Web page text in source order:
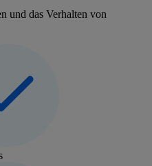
und das Verhalten von